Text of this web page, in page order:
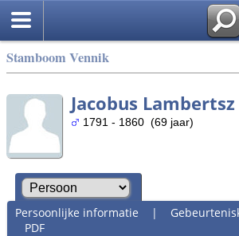
Stamboom Vennik
Jacobus
1791 - 1860 (69 jaar)
Persoonlijke informatie |
PDF